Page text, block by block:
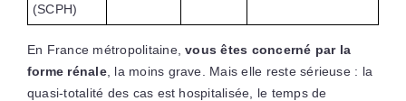
(SCPH)
En France métropolitaine,vous êtes concerné par la
forme rénale, la moins grave. Mais elle reste sérieuse : la
quasi-totalité des cas est hospitalisée, le temps de